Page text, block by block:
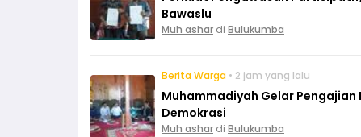
Bawaslu
Muh ashar di Bulukumba
Berita Warga • 2 jam yang lalu
Muhammadiyah Gelar Pengajian
Demokrasi
Muh ashar di Bulukumba